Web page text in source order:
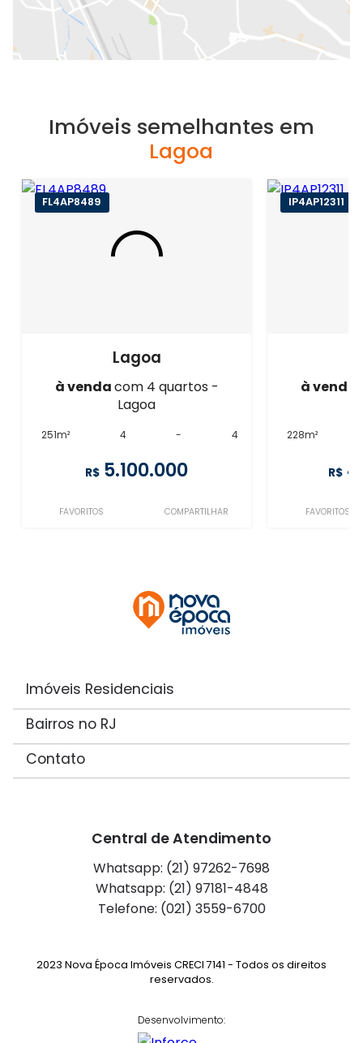
Imóveis semelhantes em
Lagoa
FL4AP8489
Lagoa
à vendacom 4 quartos -
Lagoa
251m² 4 - 4
R$ 5.100.000
FAVORITOS COMPARTILHAR
IP4AP12311
à venda
228m²
R$
FAVORITOS
Imóveis Residenciais
Bairros no RJ
Contato
Central de Atendimento
Whatsapp: (21) 97262-7698
Whatsapp: (21) 97181-4848
Telefone: (021) 3559-6700
2023 Nova Época Imóveis CRECI 7141 - Todos os direitos
reservados.
Desenvolvimento: